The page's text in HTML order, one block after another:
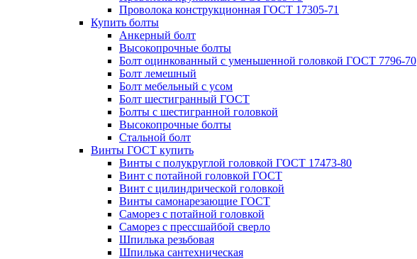
Проволока конструкционная ГОСТ 17305-71
Купить болты
Анкерный болт
Высокопрочные болты
Болт оцинкованный с уменьшенной головкой ГОСТ 7796-70
Болт лемешный
Болт мебельный с усом
Болт шестигранный ГОСТ
Болты с шестигранной головкой
Высокопрочные болты
Стальной болт
Винты ГОСТ купить
Винты с полукруглой головкой ГОСТ 17473-80
Винт с потайной головкой ГОСТ
Винт с цилиндрической головкой
Винты самонарезающие ГОСТ
Саморез с потайной головкой
Саморез с прессшайбой сверло
Шпилька резьбовая
Шпилька сантехническая